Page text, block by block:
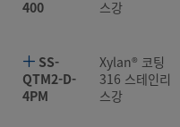
400
스강
SS-
QTM2-D-
4PM
Xylan® 코팅
316 스테인리
스강